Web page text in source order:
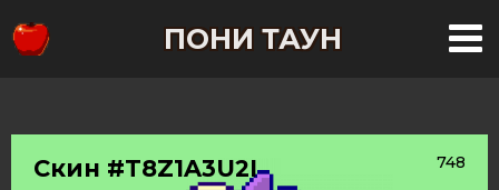
ПОНИ ТАУН
Скин #T8Z1A3U2I 748